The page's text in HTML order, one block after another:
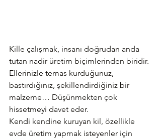
Kille çalışmak, insanı doğrudan anda
tutan nadir üretim biçimlerinden biridir.
Ellerinizle temas kurduğunuz,
bastırdığınız, şekillendirdiğiniz bir
malzeme… Düşünmekten çok
hissetmeyi davet eder.
Kendi kendine kuruyan kil, özellikle
evde üretim yapmak isteyenler için